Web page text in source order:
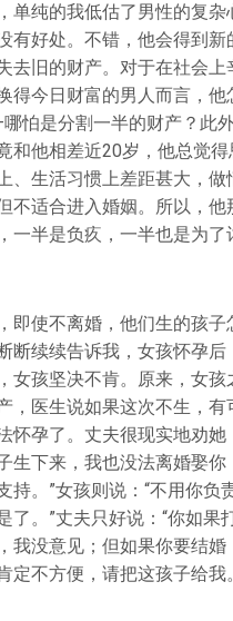
单纯的我低估了男性的复杂
有好处。不错，他会得到新
去旧的财产。对于在社会上
得今日财富的男人而言，他
怕是分割一半的财产？此
和他相差近20岁，他总觉得
、生活习惯上差距甚大，做
不适合进入婚姻。所以，他
一半是负疚，一半也是为了
即使不离婚，他们生的孩子
断续续告诉我，女孩怀孕后
女孩坚决不肯。原来，女孩
，医生说如果这次不生，有
怀孕了。丈夫很现实地劝她
生下来，我也没法离婚娶你
持。”女孩则说：“不用你负
了。”丈夫只好说：“你如果
我没意见；但如果你要结婚
定不方便，请把这孩子给我